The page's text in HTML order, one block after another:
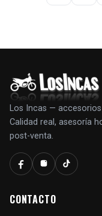
Los Incas —
Calidad real, asesoría
post-venta.
CONTACTO